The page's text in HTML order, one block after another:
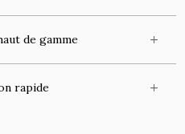
de gamme
rapide